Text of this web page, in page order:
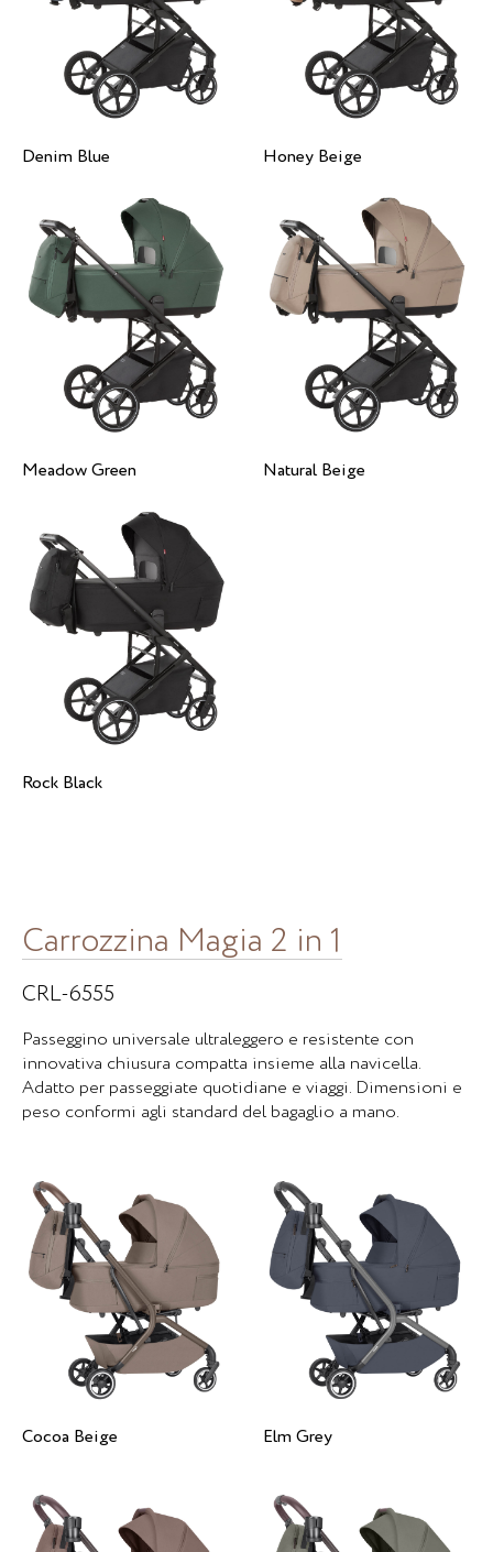
Denim Blue Honey Beige
Meadow Green Natural Beige
Rock Black
Carrozzina Magia 2 in 1
CRL-6555
Passeggino universale ultraleggero e resistente con
innovativa chiusura compatta insieme alla navicella.
Adatto per passeggiate quotidiane e viaggi. Dimensioni e
peso conformi agli standard del bagaglio a mano.
Cocoa Beige Elm Grey